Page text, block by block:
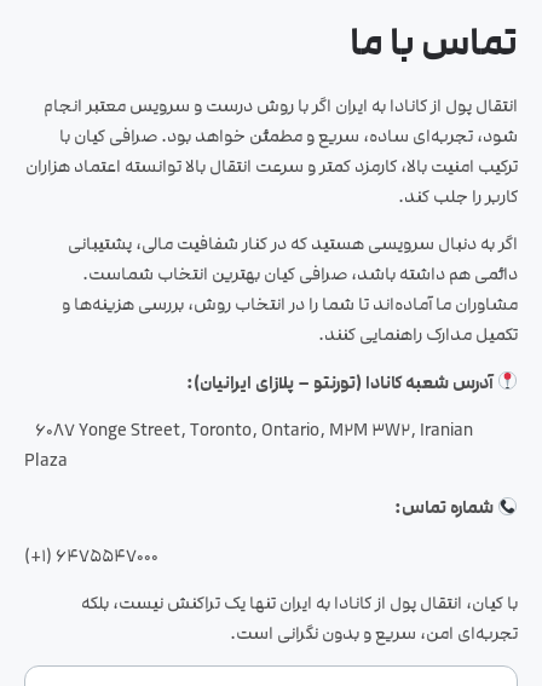
تماس با ما
انتقال پول از کانادا به ایران اگر با روش درست و سرویس معتبر انجام
شود، تجربه‌ای ساده، سریع و مطمئن خواهد بود. صرافی کیان با
ترکیب امنیت بالا، کارمزد کمتر و سرعت انتقال بالا توانسته اعتماد هزاران
کاربر را جلب کند.
اگر به دنبال سرویسی هستید که در کنار شفافیت مالی، پشتیبانی
دائمی هم داشته باشد، صرافی کیان بهترین انتخاب شماست.
مشاوران ما آماده‌اند تا شما را در انتخاب روش، بررسی هزینه‌ها و
تکمیل مدارک راهنمایی کنند.
آدرس شعبه کانادا (تورنتو – پلازای ایرانیان):
6087 Yonge Street, Toronto, Ontario, M2M 3W2, Iranian
Plaza
شماره تماس:
6475547000 (1+)
با کیان، انتقال پول از کانادا به ایران تنها یک تراکنش نیست، بلکه
تجربه‌ای امن، سریع و بدون نگرانی است.